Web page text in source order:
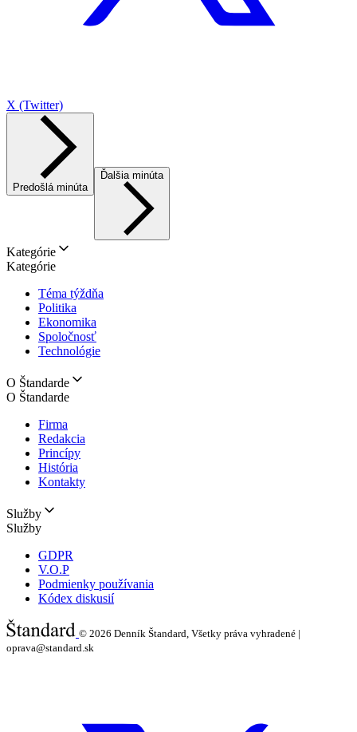
X (Twitter)
Predošlá minúta
Ďalšia minúta
Kategórie
Kategórie
Téma týždňa
Politika
Ekonomika
Spoločnosť
Technológie
O Štandarde
O Štandarde
Firma
Redakcia
Princípy
História
Kontakty
Služby
Služby
GDPR
V.O.P
Podmienky používania
Kódex diskusií
© 2026 Denník Štandard, Všetky práva vyhradené |
oprava@standard.sk